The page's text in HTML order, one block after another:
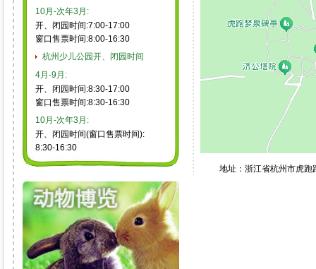
10月-次年3月:
开、闭园时间:7:00-17:00
窗口售票时间:8:00-16:30
杭州少儿公园开、闭园时间
4月-9月:
开、闭园时间:8:30-17:00
窗口售票时间:8:30-16:30
10月-次年3月:
开、闭园时间(窗口售票时间):
8:30-16:30
地址：浙江省杭州市虎跑